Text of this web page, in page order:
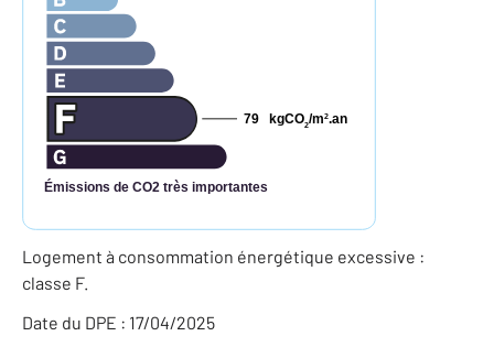
Émissions de CO2 très importantes
kgCO2/m2.an
79
Logement à consommation énergétique excessive :
classe F.
Date du DPE : 17/04/2025